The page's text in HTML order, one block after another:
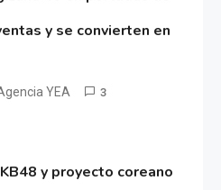
y se convierten en
YEA 3
y proyecto coreano